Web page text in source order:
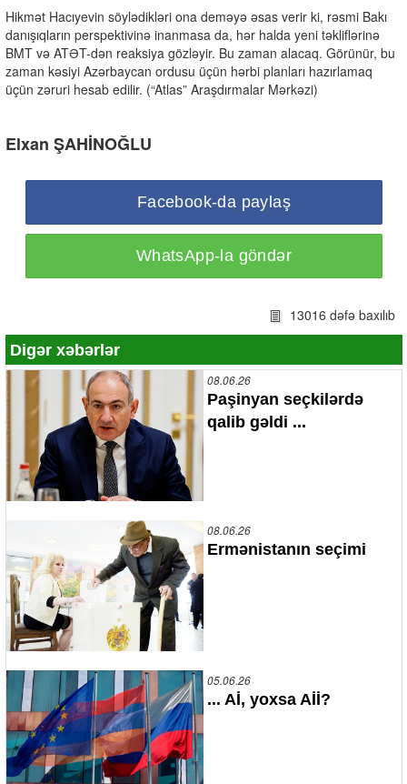
Hikmət Hacıyevin söylədikləri ona deməyə əsas verir ki, rəsmi Bakı
danışıqların perspektivinə inanmasa da, hər halda yeni təkliflərinə
BMT və ATƏT-dən reaksiya gözləyir. Bu zaman alacaq. Görünür, bu
zaman kəsiyi Azərbaycan ordusu üçün hərbi planları hazırlamaq
üçün zəruri hesab edilir. (“Atlas” Araşdırmalar Mərkəzi)
Elxan ŞAHİNOĞLU
Facebook-da paylaş
WhatsApp-la göndər
13016 dəfə baxılıb
Digər xəbərlər
08.06.26
Paşinyan seçkilərdə
qalib gəldi ...
08.06.26
Ermənistanın seçimi
05.06.26
... Aİ, yoxsa Aİİ?